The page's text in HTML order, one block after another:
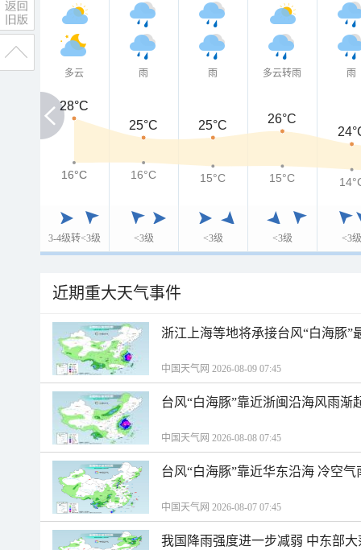
多云
3-4级转<3级
雨
<3级
雨
<3级
多云转雨
<3级
雨
<3级
28°C
28°C
25°C
25°C
26°C
16°C
16°C 16°C 15°C 15°C
近期重大天气事件
浙江上海等地将承接台风“白海豚”
中国天气网 2026-08-09 07:45
台风“白海豚”靠近浙闽沿海风雨渐
中国天气网 2026-08-08 07:45
台风“白海豚”靠近华东沿海 冷空
中国天气网 2026-08-07 07:45
我国降雨强度进一步减弱 中东部